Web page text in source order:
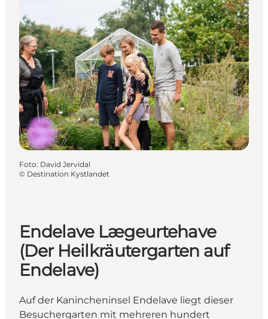
Foto: David Jervidal
© Destination Kystlandet
Endelave Lægeurtehave
(Der Heilkräutergarten auf
Endelave)
Auf der Kanincheninsel Endelave liegt dieser
Besuchergarten mit mehreren hundert